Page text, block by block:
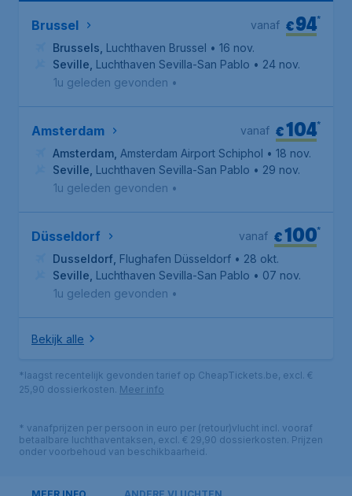
Brussel €94*
vanaf
Brussels Luchthaven Brussel • 16 nov.
Seville Luchthaven Sevilla-San Pablo • 24 nov.
1u geleden gevonden •
Amsterdam €104*
vanaf
Amsterdam Amsterdam Airport Schiphol • 18 nov.
Seville Luchthaven Sevilla-San Pablo • 29 nov.
1u geleden gevonden •
Düsseldorf €100*
vanaf
Dusseldorf Flughafen Düsseldorf • 28 okt.
Seville Luchthaven Sevilla-San Pablo • 07 nov.
1u geleden gevonden •
Bekijk alle
*laagst recentelijk gevonden tarief op CheapTickets.be, excl. €
25,90 dossierkosten. Meer info
* vanafprijzen per persoon in euro per (retour)vlucht incl. vooraf
betaalbare luchthaventaksen, excl. € 29,90 dossierkosten. Prijzen
onder voorbehoud van beschikbaarheid.